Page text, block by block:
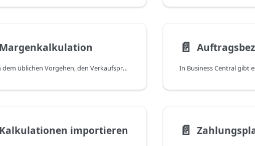
Margenkalkulation
Neben dem üblichen Vorgehen, den Verkaufspreis eines Artikels aus dessen Stammdaten in die Verkaufszeile zu übernehmen, besteht die Möglichkeit, diesen anhand einer prozentualen Marge zu berechnen. Dies kommt häufig bei spezifischen Handelsartikeln (z.B. Hardware) vor, bei denen kein Verkaufspreis vorliegt (bspw. wenn die Artikel per Kalkulationsimport erstellt wurden) oder die Marge von größerer Bedeutung ist als der absolute Verkaufspreis. Grundsätzlich ist die Marge aus Kalkulationssicht eine der wichtigsten Voraussetzung zur Gewinnerzielung eines handelsorientierten Unternehmens.
📄️
Kalkulationen importieren 📄️